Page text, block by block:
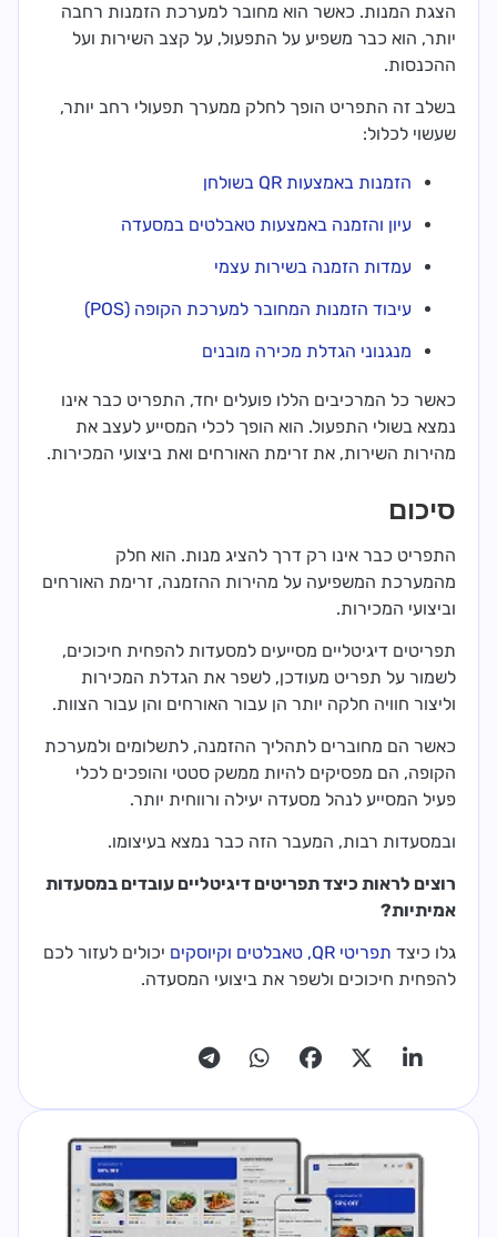
הצגת המנות. כאשר הוא מחובר למערכת הזמנות רחבה
יותר, הוא כבר משפיע על התפעול, על קצב השירות ועל
ההכנסות.
בשלב זה התפריט הופך לחלק ממערך תפעולי רחב יותר,
שעשוי לכלול:
הזמנות באמצעות QR בשולחן
עיון והזמנה באמצעות טאבלטים במסעדה
עמדות הזמנה בשירות עצמי
עיבוד הזמנות המחובר למערכת הקופה (POS)
מנגנוני הגדלת מכירה מובנים
כאשר כל המרכיבים הללו פועלים יחד, התפריט כבר אינו
נמצא בשולי התפעול. הוא הופך לכלי המסייע לעצב את
מהירות השירות, את זרימת האורחים ואת ביצועי המכירות.
סיכום
התפריט כבר אינו רק דרך להציג מנות. הוא חלק
מהמערכת המשפיעה על מהירות ההזמנה, זרימת האורחים
וביצועי המכירות.
תפריטים דיגיטליים מסייעים למסעדות להפחית חיכוכים,
לשמור על תפריט מעודכן, לשפר את הגדלת המכירות
וליצור חוויה חלקה יותר הן עבור האורחים והן עבור הצוות.
כאשר הם מחוברים לתהליך ההזמנה, לתשלומים ולמערכת
הקופה, הם מפסיקים להיות ממשק סטטי והופכים לכלי
פעיל המסייע לנהל מסעדה יעילה ורווחית יותר.
ובמסעדות רבות, המעבר הזה כבר נמצא בעיצומו.
רוצים לראות כיצד תפריטים דיגיטליים עובדים במסעדות
אמיתיות?
גלו כיצד תפריטי QR, טאבלטים וקיוסקים
יכולים לעזור לכם
להפחית חיכוכים ולשפר את ביצועי המסעדה.